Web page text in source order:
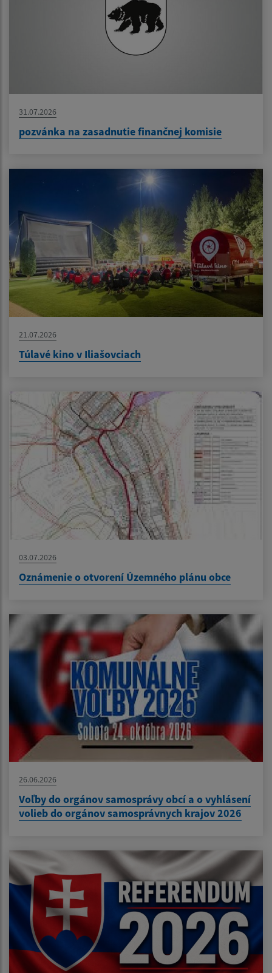
31.07.2026
pozvánka na zasadnutie finančnej komisie
21.07.2026
Túlavé kino v Iliašovciach
03.07.2026
Oznámenie o otvorení Územného plánu obce
26.06.2026
Voľby do orgánov samosprávy obcí a o vyhlásení
volieb do orgánov samosprávnych krajov 2026